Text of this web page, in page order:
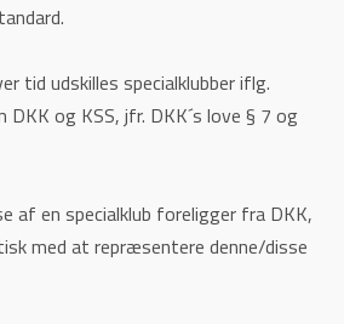
tid udskilles specialklubber iflg.
og KSS, jfr. DKK´s love § 7 og
af en specialklub foreligger fra DKK,
med at repræsentere denne/disse